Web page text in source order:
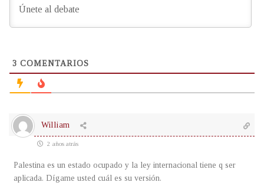
3 COMENTARIOS
William
2 años atrás
Palestina es un estado ocupado y la ley internacional tiene q ser
aplicada. Dígame usted cuál es su versión.